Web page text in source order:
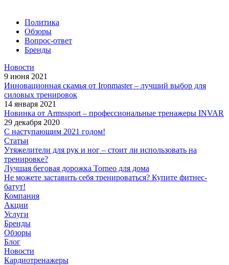
Политика
Обзоры
Вопрос-ответ
Бренды
Новости
9 июня 2021
Инновационная скамья от Ironmaster – лучший выбор для
силовых тренировок
14 января 2021
Новинка от Armssport – профессиональные тренажеры INVAR
29 декабря 2020
С наступающим 2021 годом!
Статьи
Утяжелители для рук и ног – стоит ли использовать на
тренировке?
Лучшая беговая дорожка Torneo для дома
Не можете заставить себя тренироваться? Купите фитнес-
батут!
Компания
Акции
Услуги
Бренды
Обзоры
Блог
Новости
Кардиотренажеры